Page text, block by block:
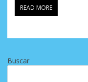
READ MORE
Buscar